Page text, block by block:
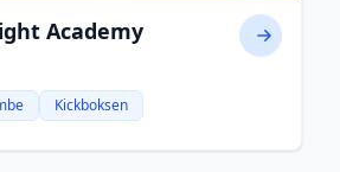
Academy
Kickboksen